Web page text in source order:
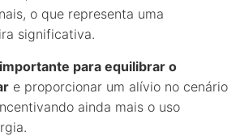
o que representa uma
significativa.
para equilibrar o
e proporcionar um alívio no cenário
ainda mais o uso